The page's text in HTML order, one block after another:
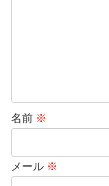
名前 ※
メール ※